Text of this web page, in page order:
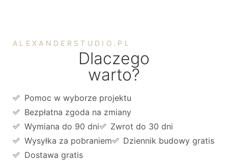
ALEXANDERSTUDIO.PL
Dlaczego
warto?
Pomoc w wyborze projektu
Bezpłatna zgoda na zmiany
Wymiana do 90 dni
Zwrot do 30 dni
Wysyłka za pobraniem
Dziennik budowy gratis
Dostawa gratis